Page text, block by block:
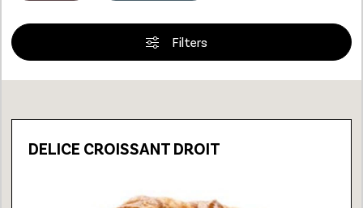
Filters
DELICE CROISSANT DROIT
Loading...